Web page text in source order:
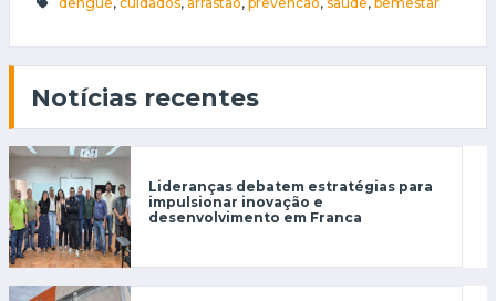
Notícias recentes
Lideranças debatem estratégias para
impulsionar inovação e
desenvolvimento em Franca